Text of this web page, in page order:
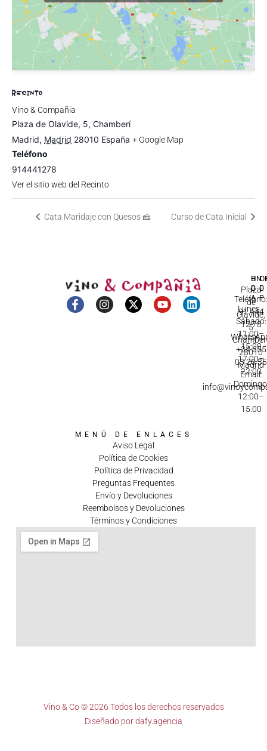
RECINTO
Vino & Compañia
Plaza de Olavide, 5, Chamberí
Madrid, Madrid 28010 España + Google Map
Teléfono
914441278
Ver el sitio web del Recinto
Cata Maridaje con Quesos 🧀 Curso de Cata Inicial
Plaza
de
Olavide,
5
28010
Madrid
DE
Lunes -
Sábado:
11:00–
15:00
17:00–
22:00
12:00–
15:00
91 444
12 78
+34 655
03 20 35
Email:
MENÚ DE ENLACES
Aviso Legal
Política de Cookies
Política de Privacidad
Preguntas Frequentes
Envío y Devoluciones
Reembolsos y Devoluciones
Términos y Condiciones
Vino & Co © 2026 Todos los derechos reservados
Diseñado pordafy.agencia